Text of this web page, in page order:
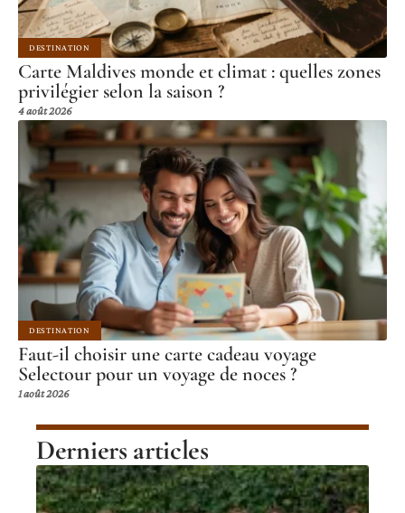
DESTINATION
Carte Maldives monde et climat : quelles zones
privilégier selon la saison ?
4 août 2026
DESTINATION
Faut-il choisir une carte cadeau voyage
Selectour pour un voyage de noces ?
1 août 2026
Derniers articles